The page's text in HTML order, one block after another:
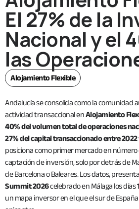
El 27% de la
Nacional y el
las
Alojamiento Flexible
Andalucía se consolida como la comunidad
actividad transaccional enAlojamiento
40% del volumen total de operaciones
27% del capital transaccionado entre 2022
posiciona como primer mercado en número
captación de inversión, solo por detrás de
de Barcelona o Baleares. Los datos,
Summit 2026celebrado en Málaga los días
un mapa inversor en el que el sur de